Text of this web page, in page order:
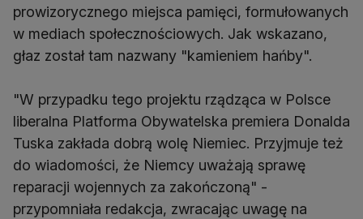
prowizorycznego miejsca pamięci, formułowanych
w mediach społecznościowych. Jak wskazano,
głaz został tam nazwany "kamieniem hańby".
"W przypadku tego projektu rządząca w Polsce
liberalna Platforma Obywatelska premiera Donalda
Tuska zakłada dobrą wolę Niemiec. Przyjmuje też
do wiadomości, że Niemcy uważają sprawę
reparacji wojennych za zakończoną" -
przypomniała redakcja, zwracając uwagę na